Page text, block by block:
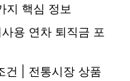
지 핵심 정보
용 연차 퇴직금 포
건 | 전통시장 상품